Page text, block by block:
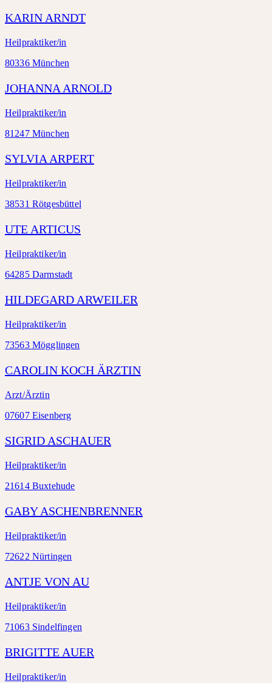
KARIN ARNDT
Heilpraktiker/in
80336 München
JOHANNA ARNOLD
Heilpraktiker/in
81247 München
SYLVIA ARPERT
Heilpraktiker/in
38531 Rötgesbüttel
UTE ARTICUS
Heilpraktiker/in
64285 Darmstadt
HILDEGARD ARWEILER
Heilpraktiker/in
73563 Mögglingen
CAROLIN KOCH ÄRZTIN
Arzt/Ärztin
07607 Eisenberg
SIGRID ASCHAUER
Heilpraktiker/in
21614 Buxtehude
GABY ASCHENBRENNER
Heilpraktiker/in
72622 Nürtingen
ANTJE VON AU
Heilpraktiker/in
71063 Sindelfingen
BRIGITTE AUER
Heilpraktiker/in